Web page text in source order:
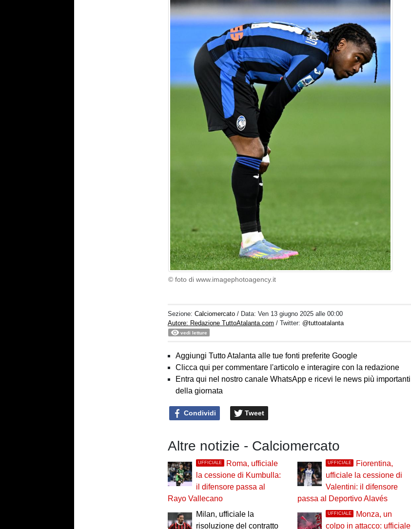
© foto di www.imagephotoagency.it
Sezione:Calciomercato / Data:Ven 13 giugno 2025 alle 00:00
Autore: Redazione TuttoAtalanta.com / Twitter: @tuttoatalanta
vedi letture
Aggiungi Tutto Atalanta alle tue fonti preferite Google
Clicca qui per commentare l'articolo e interagire con la redazione
Entra qui nel nostro canale WhatsApp e ricevi le news più importanti
della giornata
Condividi Tweet
Altre notizie - Calciomercato
UFFICIALE
Roma, ufficiale
la cessione di Kumbulla:
il difensore passa al
Rayo Vallecano
UFFICIALE
Fiorentina,
ufficiale la cessione di
Valentini: il difensore
passa al Deportivo Alavés
Milan, ufficiale la
risoluzione del contratto
UFFICIALE
Monza, un
colpo in attacco: ufficiale